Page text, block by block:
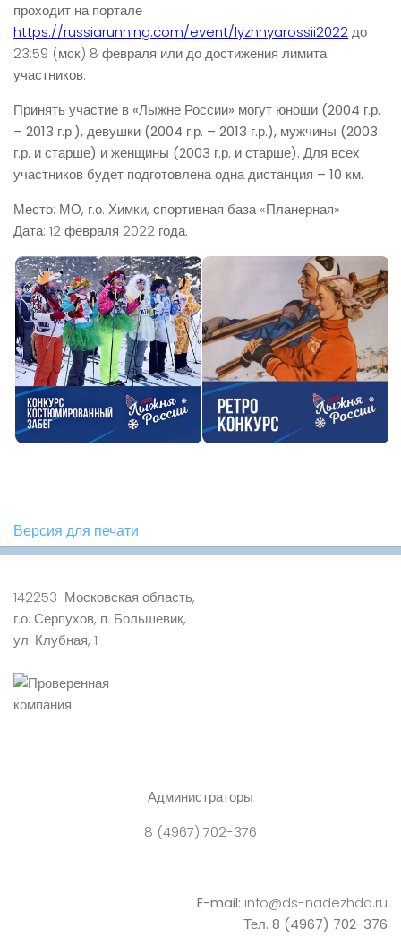
проходит на портале
https://russiarunning.com/event/lyzhnyarossii2022до
23:59 (мск) 8 февраля или до достижения лимита
участников.
Принять участие в «Лыжне России» могут юноши (2004 г.р.
– 2013 г.р.), девушки (2004 г.р. – 2013 г.р.), мужчины (2003
г.р. и старше) и женщины (2003 г.р. и старше). Для всех
участников будет подготовлена одна дистанция – 10 км.
Место: МО, г.о. Химки, спортивная база «Планерная»
Дата: 12 февраля 2022 года.
Версия для печати
142253 Московская область,
г.о. Серпухов, п. Большевик,
ул. Клубная, 1
Администраторы
8 (4967) 702-376
E-mail: info@ds-nadezhda.ru
Тел. 8 (4967) 702-376